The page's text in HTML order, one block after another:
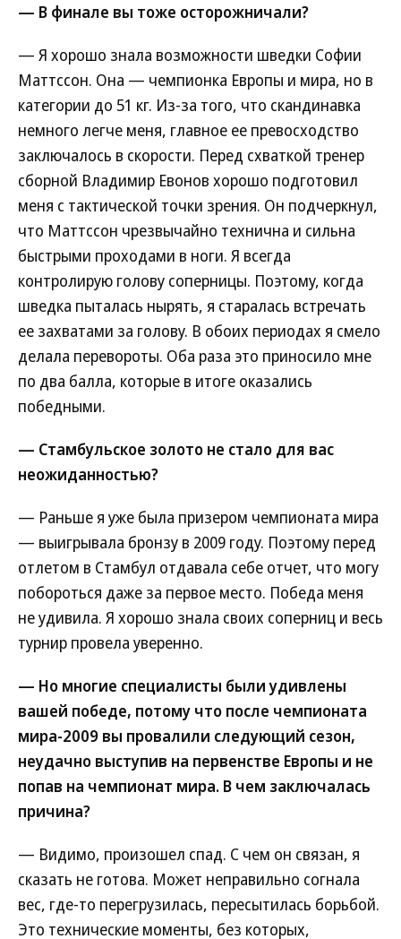
— В финале вы тоже осторожничали?
— Я хорошо знала возможности шведки Софии
Маттссон. Она — чемпионка Европы и мира, но в
категории до 51 кг. Из-за того, что скандинавка
немного легче меня, главное ее превосходство
заключалось в скорости. Перед схваткой тренер
сборной Владимир Евонов хорошо подготовил
меня с тактической точки зрения. Он подчеркнул,
что Маттссон чрезвычайно технична и сильна
быстрыми проходами в ноги. Я всегда
контролирую голову соперницы. Поэтому, когда
шведка пыталась нырять, я старалась встречать
ее захватами за голову. В обоих периодах я смело
делала перевороты. Оба раза это приносило мне
по два балла, которые в итоге оказались
победными.
— Стамбульское золото не стало для вас
неожиданностью?
— Раньше я уже была призером чемпионата мира
— выигрывала бронзу в 2009 году. Поэтому перед
отлетом в Стамбул отдавала себе отчет, что могу
побороться даже за первое место. Победа меня
не удивила. Я хорошо знала своих соперниц и весь
турнир провела уверенно.
— Но многие специалисты были удивлены
вашей победе, потому что после чемпионата
мира-2009 вы провалили следующий сезон,
неудачно выступив на первенстве Европы и не
попав на чемпионат мира. В чем заключалась
причина?
— Видимо, произошел спад. С чем он связан, я
сказать не готова. Может неправильно согнала
вес, где-то перегрузилась, пересытилась борьбой.
Это технические моменты, без которых,